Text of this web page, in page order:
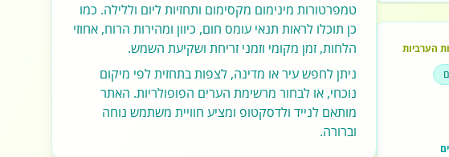
הערביות
טמפרטורות מינימום מקסימום ותחזיות ליום וללילה. כמו
כן תוכלו לראות תנאי עומס חום, כיוון ומהירות הרוח, אחוזי
הלחות, זמן מקומי וזמני זריחת ושקיעת השמש.
ניתן לחפש עיר או מדינה, לצפות בתחזית לפי מיקום
נוכחי, או לבחור מרשימת הערים הפופולריות. האתר
מותאם לנייד ולדסקטופ ומציע חוויית משתמש נוחה
וברורה.